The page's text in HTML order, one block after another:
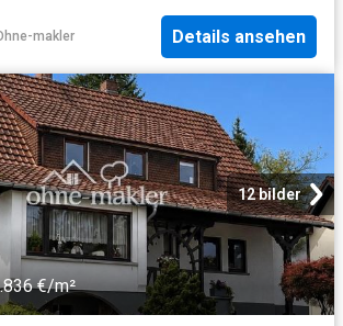
makler Details ansehen
12 bilder
€/m²